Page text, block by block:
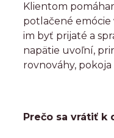
Klientom
potlačené
im byť prijaté a
napätie uvoľní,
rovnováhy,
Prečo sa vrátiť k